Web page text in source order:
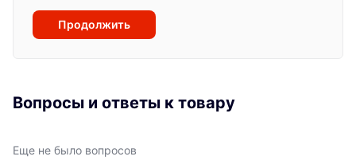
Продолжить
Вопросы и ответы к товару
Еще не было вопросов